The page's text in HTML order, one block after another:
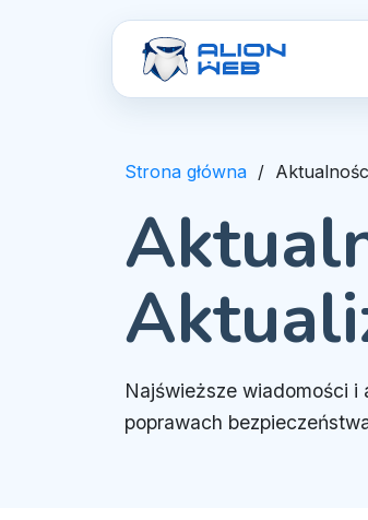
Strona główna
Najświeższe wiadomości i
poprawach